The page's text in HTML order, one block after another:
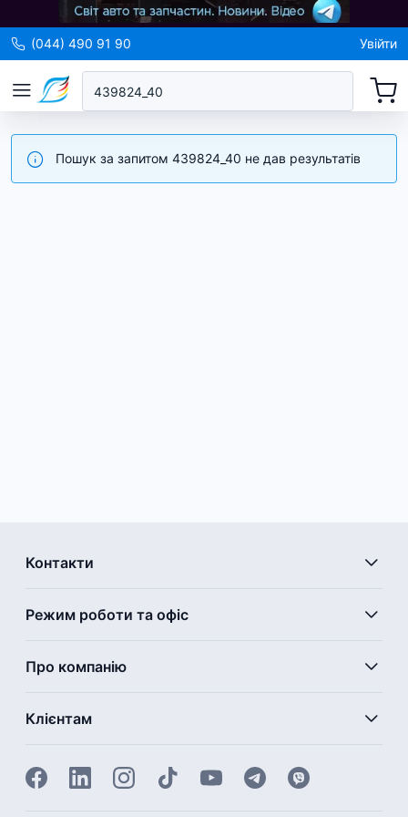
(044) 490 91 90 Увійти
Пошук за запитом 439824_40 не дав результатів
Контакти
Режим роботи та офіс
Про компанію
Клієнтам